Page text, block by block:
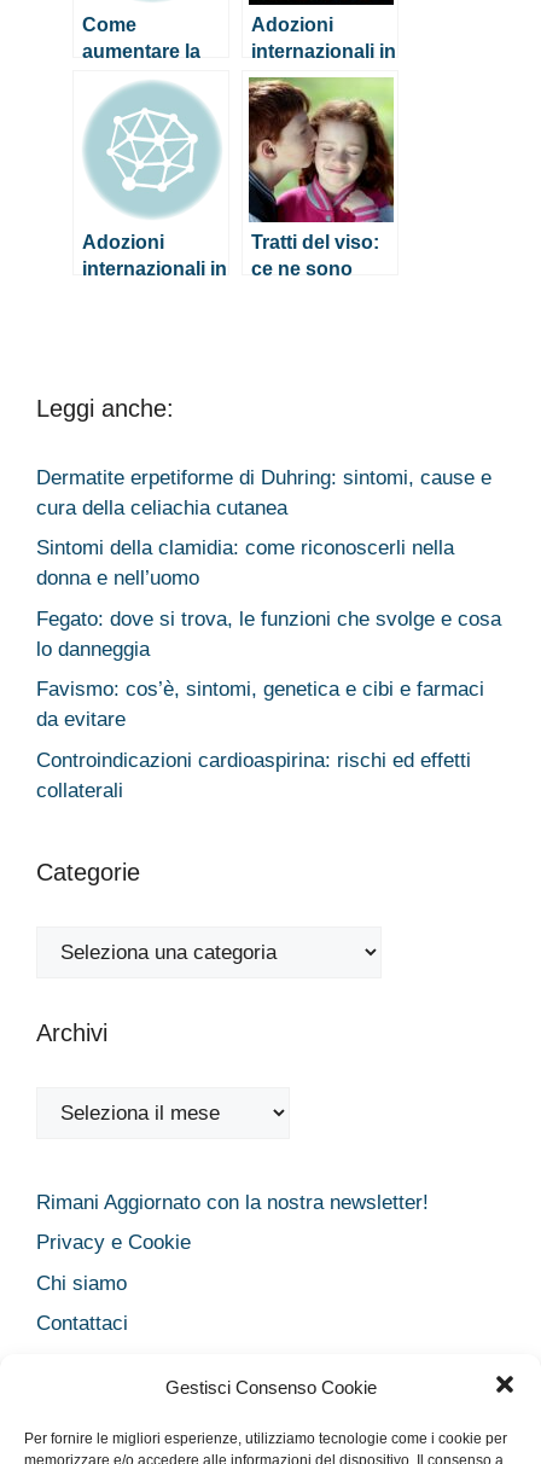
Gestisci Consenso Cookie
Per fornire le migliori esperienze, utilizziamo tecnologie come i cookie per
memorizzare e/o accedere alle informazioni del dispositivo. Il consenso a
Come
aumentare la
salute
intestinale del
proprio figlio
Adozioni
internazionali in
Italia: numeri in
netto calo
Adozioni
internazionali in
Tratti del viso:
ce ne sono
Leggi anche:
Dermatite erpetiforme di Duhring: sintomi, cause e
cura della celiachia cutanea
Sintomi della clamidia: come riconoscerli nella
donna e nell’uomo
Fegato: dove si trova, le funzioni che svolge e cosa
lo danneggia
Favismo: cos’è, sintomi, genetica e cibi e farmaci
da evitare
Controindicazioni cardioaspirina: rischi ed effetti
collaterali
Categorie
Categorie
Archivi
Archivi
Rimani Aggiornato con la nostra newsletter!
Privacy e Cookie
Chi siamo
Contattaci
Cookie Policy